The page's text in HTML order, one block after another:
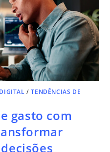
/TENDÊNCIAS DE
gasto com